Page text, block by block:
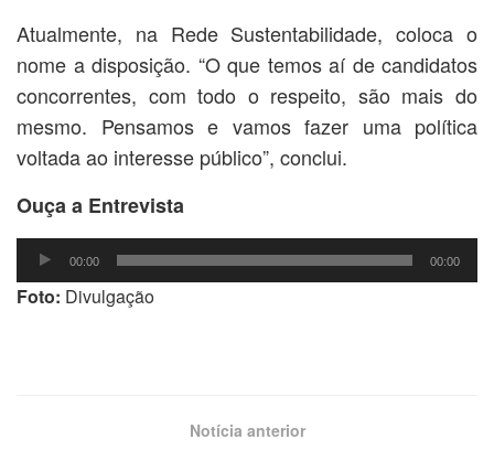
Atualmente, na Rede Sustentabilidade, coloca o
nome a disposição. “O que temos aí de candidatos
concorrentes, com todo o respeito, são mais do
mesmo. Pensamos e vamos fazer uma política
voltada ao interesse público”, conclui.
Ouça a Entrevista
Tocador
de
áudio
00:00 00:00
Foto: Divulgação
Notícia anterior